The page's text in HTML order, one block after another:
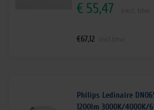
€ 55,47
€67,12
Philips Ledinaire
1200lm 3000K/4000K/